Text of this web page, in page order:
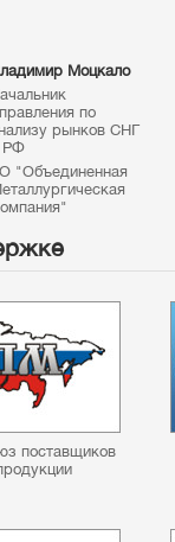
Моцкало
по
рынков СНГ
РФ
"Объединенная
поставщиков